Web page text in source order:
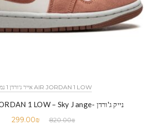
AIR JORDAN 1 LOW אייר ג'ורדן 1 נמוך
נייק ג'ורדן -NIKE AIR JORDAN 1 LOW – Sky J ange
820.00₪
299.00₪